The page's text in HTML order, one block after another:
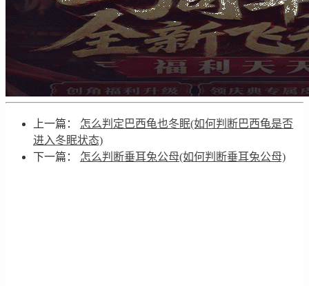
上一篇： 怎么判定巴西龟也冬眠(如何判断巴西龟是否
进入冬眠状态)
下一篇： 怎么判断垂耳兔公母(如何判断垂耳兔公母)